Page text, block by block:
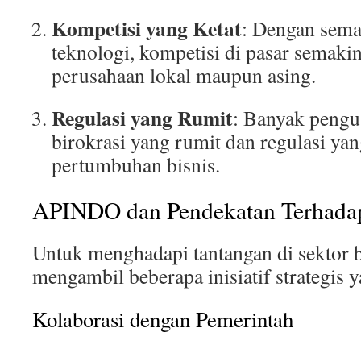
Kompetisi yang Ketat: Dengan
teknologi, kompetisi di pasar
perusahaan lokal maupun asing.
Regulasi yang Rumit: Banyak
birokrasi yang rumit dan regulasi
pertumbuhan bisnis.
APINDO dan Pendekatan
Untuk menghadapi tantangan di
mengambil beberapa inisiatif strategis
Kolaborasi dengan Pemerintah